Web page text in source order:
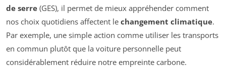
de serre (GES), il permet de mieux appréhender comment
nos choix quotidiens affectent le changement climatique.
Par exemple, une simple action comme utiliser les transports
en commun plutôt que la voiture personnelle peut
considérablement réduire notre empreinte carbone.